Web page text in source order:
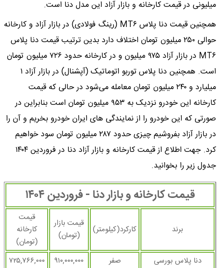
میلیونی در قیمت کارخانه و بازار آزاد این مدل دنا است.
همچنین قیمت دنا پلاس MT۶ (رینگ فولادی) در بازار آزاد و کارخانه
حوالی ۲۵۰ میلیون تومان اختلاف دارد بدین ترتیب قیمت دنا پلاس
MT۶ در بازار آزاد ۹۷۵ میلیون و در کارخانه حدود ۷۲۶ میلیون تومان
است. همچنین دنا پلاس توربو اتوماتیک (آپشنال) در بازار آزاد ۱
میلیارد و ۲۴۰ میلیون تومان معامله می‌شود در حالی که قیمت
کارخانه این خودرو نزدیک به ۹۵۳ میلیون تومان است بنابراین در
صورتی که این خودرو را از نمایندگی های ایران خودرو بخریم و آن را
در بازار آزاد بفروشیم چیزی حدود ۲۸۷ میلیون تومان سود خواهیم
کرد. جهت اطلاع از قیمت کارخانه و بازار آزاد دنا در فروردین ۱۴۰۴
جدول زیر را بخوانید.
قیمت کارخانه و بازار دنا - فروردین ۱۴۰۴
برند کارکرد(کیلومتر)
قیمت بازار
(تومان)
قیمت
کارخانه
(تومان)
دنا پلاس بورسی
صفر ۹۱۰,۰۰۰,۰۰۰
۷۲۵,۷۶۶,۰۰۰